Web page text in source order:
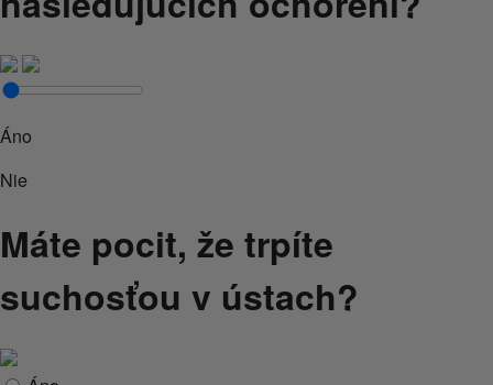
Áno
Nie
Máte pocit, že trpíte
suchosťou v ústach?